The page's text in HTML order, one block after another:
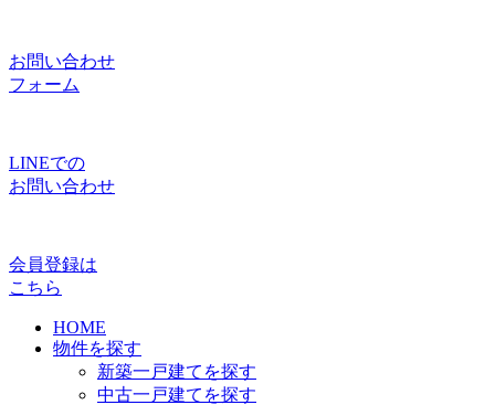
お問い合わせ
フォーム
LINEでの
お問い合わせ
会員登録は
こちら
HOME
物件を探す
新築一戸建てを探す
中古一戸建てを探す